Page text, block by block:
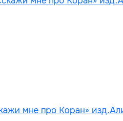
мне про Коран»